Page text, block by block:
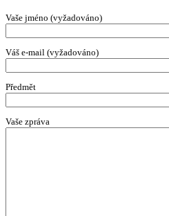
Vaše jméno (vyžadováno)
Váš e-mail (vyžadováno)
Předmět
Vaše zpráva